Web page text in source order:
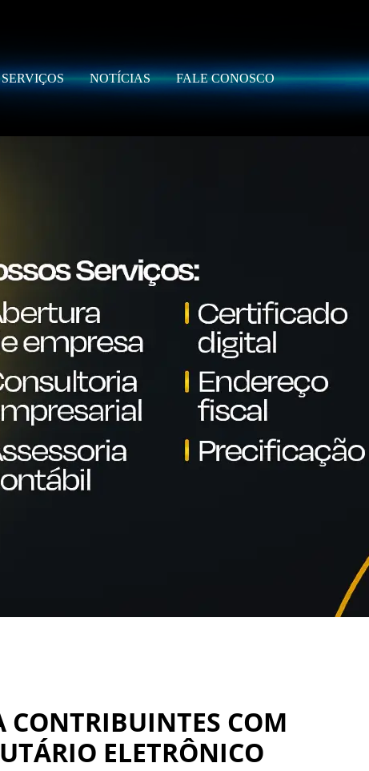
SERVIÇOS NOTÍCIAS FALE CONOSCO
CONTRIBUINTES COM
ELETRÔNICO